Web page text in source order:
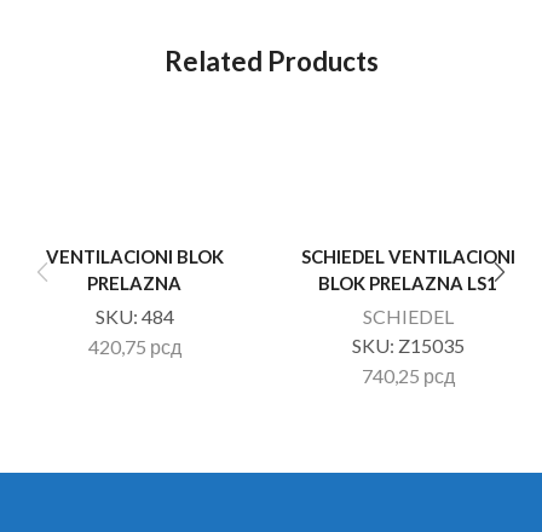
Related Products
VENTILACIONI BLOK
PRELAZNA
SKU: 484
420,75 рсд
SCHIEDEL VENTILACIONI
BLOK PRELAZNA LS1
SCHIEDEL
SKU: Z15035
740,25 рсд